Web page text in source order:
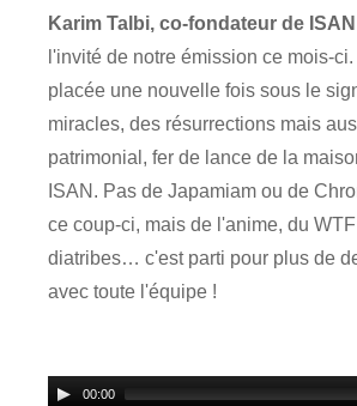
Karim Talbi, co-fondateur de
l'invité de notre émission ce mois-ci.
placée une nouvelle fois sous le
miracles, des résurrections mais
patrimonial, fer de lance de la
ISAN. Pas de Japamiam ou de
ce coup-ci, mais de l'anime, du
diatribes… c'est parti pour plus de
avec toute l'équipe !
00:00